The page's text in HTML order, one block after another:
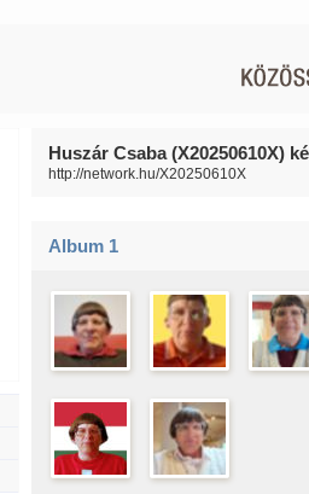
Huszár Csaba (X20250610X)
http://network.hu/X20250610X
Album 1